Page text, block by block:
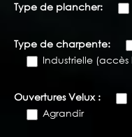
Type de plancher:
Type de charpente:
Industrielle
Ouvertures Velux :
Agrandir